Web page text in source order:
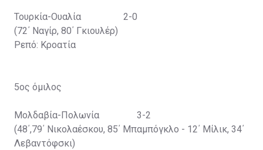
Τουρκία-Ουαλία 2-0
(72΄ Ναγίρ, 80΄ Γκιουλέρ)
Ρεπό: Κροατία
5ος όμιλος
Μολδαβία-Πολωνία 3-2
(48΄,79΄ Νικολαέσκου, 85΄ Μπαμπόγκλο - 12΄ Μίλικ, 34΄
Λεβαντόφσκι)